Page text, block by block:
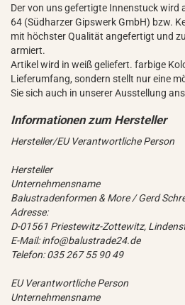
Der von uns gefertigte Innenstuck wird
64 (Südharzer Gipswerk GmbH) bzw.
mit höchster Qualität angefertigt und
armiert.
Artikel wird in weiß geliefert. farbige
Lieferumfang, sondern stellt nur eine
Sie sich auch in unserer Ausstellung
Hersteller/EU Verantwortliche Person
Hersteller
Unternehmensname
Balustradenformen & More / Gerd
Adresse:
D-01561 Priestewitz-Zottewitz,
E-Mail: info@balustrade24.de
Telefon: 035 267 55 90 49
EU Verantwortliche Person
Unternehmensname